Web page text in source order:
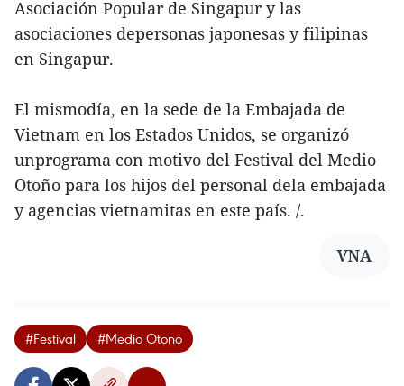
Asociación Popular de Singapur y las
asociaciones depersonas japonesas y filipinas
en Singapur.
El mismodía, en la sede de la Embajada de
Vietnam en los Estados Unidos, se organizó
unprograma con motivo del Festival del Medio
Otoño para los hijos del personal dela embajada
y agencias vietnamitas en este país. /.
VNA
#Festival #Medio Otoño